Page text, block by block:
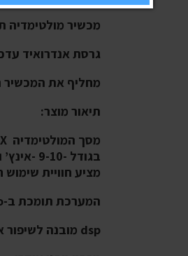
מכשיר מולטימדיה
גרסת אנדרואיד
מחליף את המכשיר
תיאור מוצר:
מציע חוויית
המערכת תומכת ב-Android Auto, התקנת אפליקציות ישירות דרך Google PlaY
dsp מובנה לשיפור איכות הצליל, Bluetooth לחיבור נוח ומהיר.